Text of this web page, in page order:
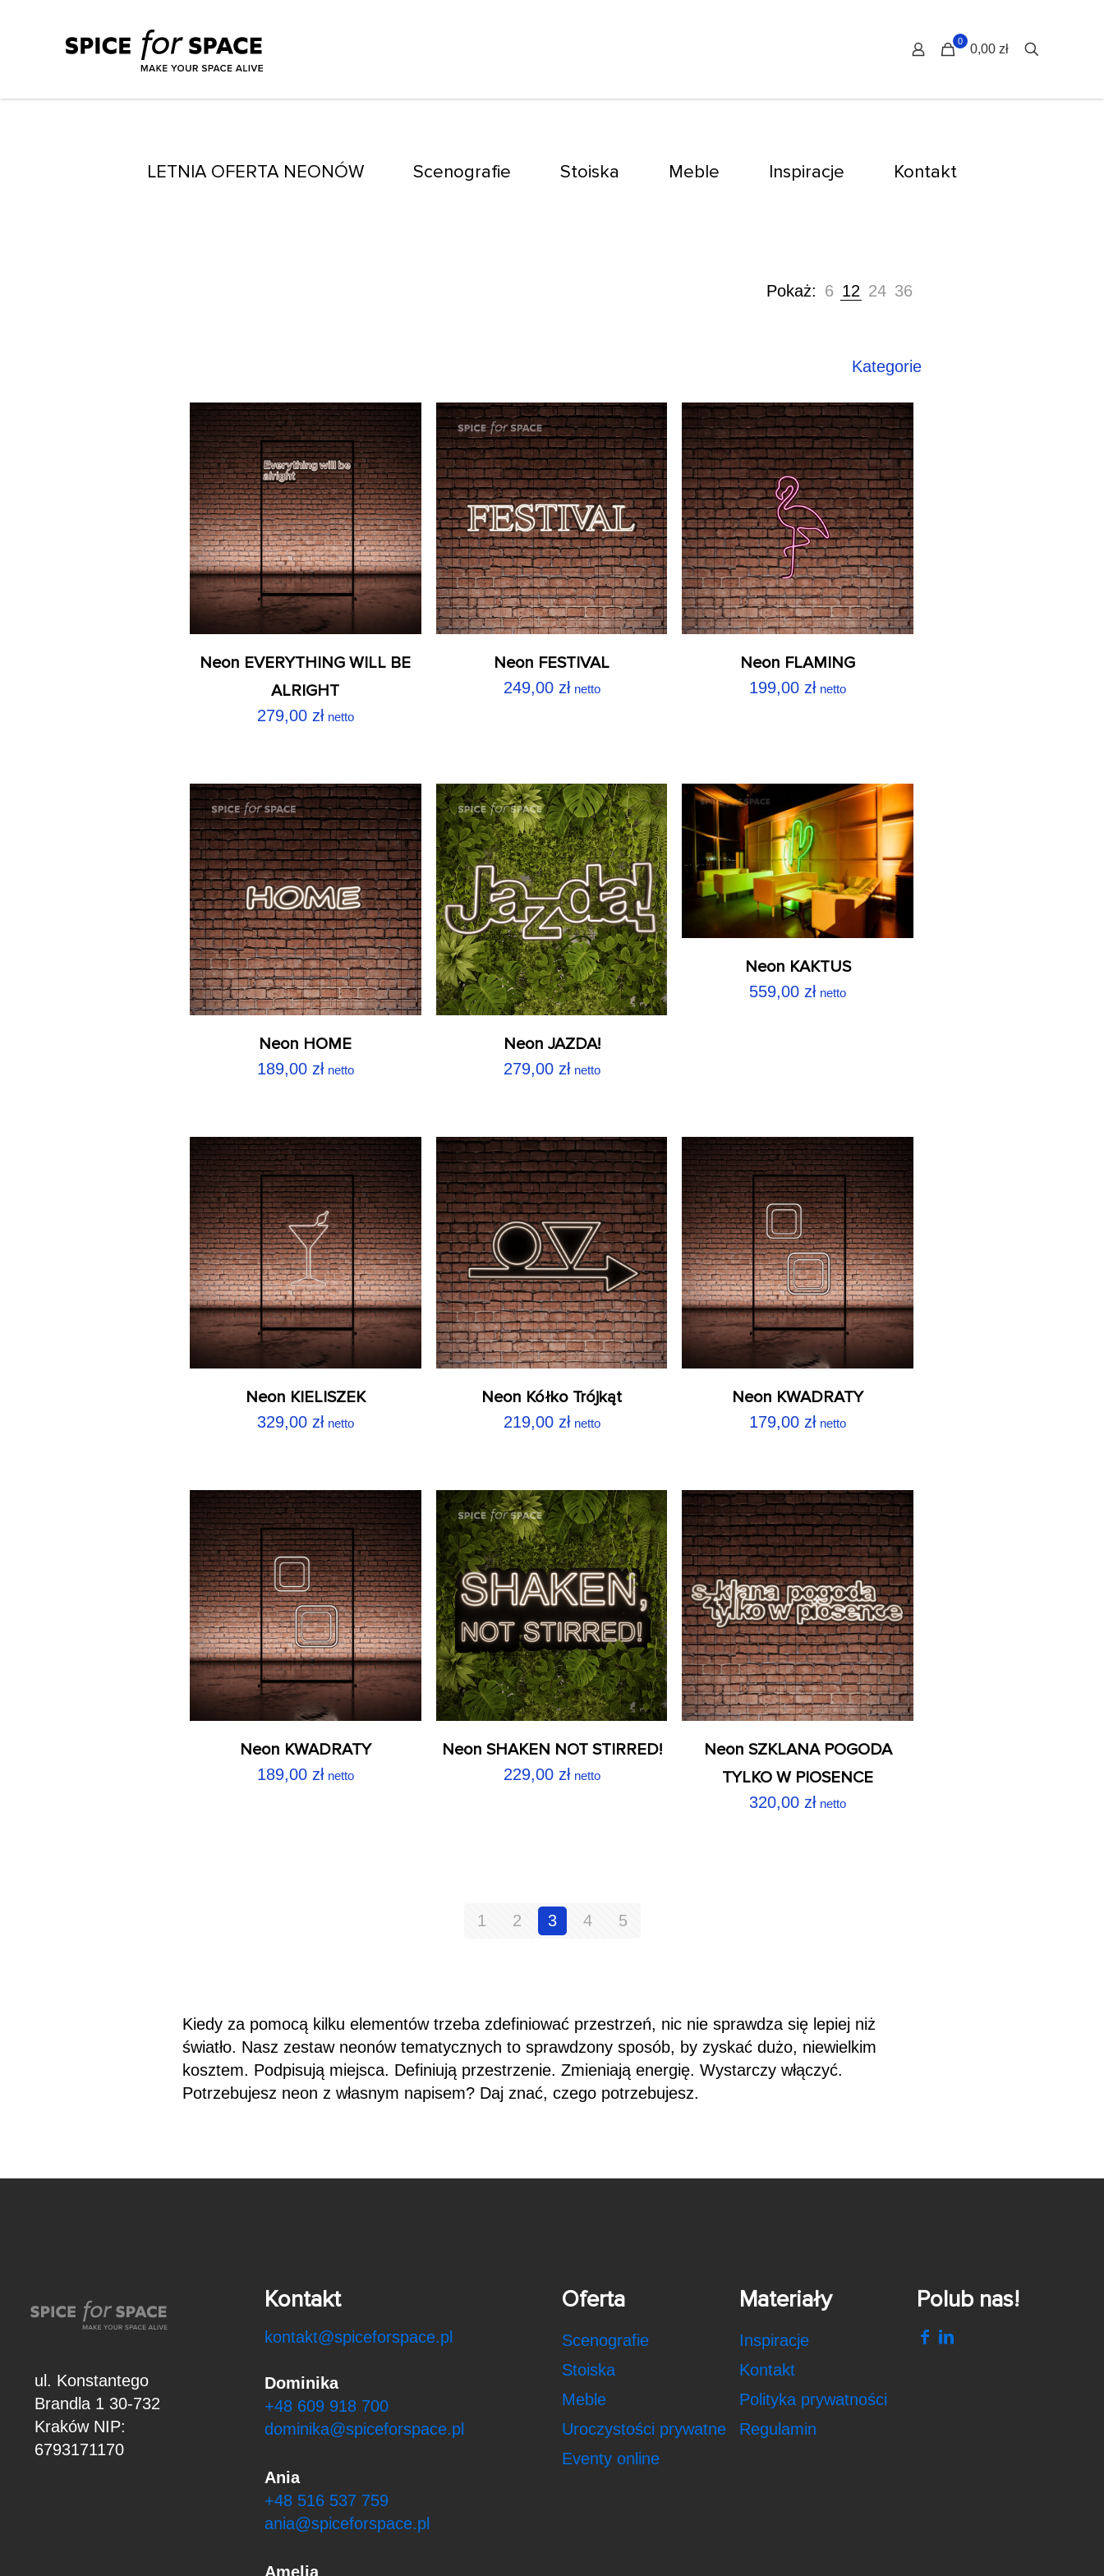
0
0,00 zł
LETNIA OFERTA NEONÓW Scenografie Stoiska Meble Inspiracje Kontakt
Pokaż: 6 12 24 36
Kategorie
Neon EVERYTHING WILL BE
ALRIGHT
279,00 zł netto
Neon FESTIVAL
249,00 zł netto
Neon FLAMING
199,00 zł netto
Neon HOME
189,00 zł netto
Neon JAZDA!
279,00 zł netto
Neon KAKTUS
559,00 zł netto
Neon KIELISZEK
329,00 zł netto
Neon Kółko Trójkąt
219,00 zł netto
Neon KWADRATY
179,00 zł netto
Neon KWADRATY
189,00 zł netto
Neon SHAKEN NOT STIRRED!
229,00 zł netto
Neon SZKLANA POGODA
TYLKO W PIOSENCE
320,00 zł netto
1 2 3 4 5
Kiedy za pomocą kilku elementów trzeba zdefiniować przestrzeń, nic nie sprawdza się lepiej niż
światło. Nasz zestaw neonów tematycznych to sprawdzony sposób, by zyskać dużo, niewielkim
kosztem. Podpisują miejsca. Definiują przestrzenie. Zmieniają energię. Wystarczy włączyć.
Potrzebujesz neon z własnym napisem? Daj znać, czego potrzebujesz.
ul. Konstantego
Brandla 1 30-732
Kraków NIP:
6793171170
Kontakt
kontakt@spiceforspace.pl
Dominika
+48 609 918 700
dominika@spiceforspace.pl
Ania
+48 516 537 759
ania@spiceforspace.pl
Amelia
Oferta
Scenografie
Stoiska
Meble
Uroczystości prywatne
Eventy online
Materiały
Inspiracje
Kontakt
Polityka prywatności
Regulamin
Polub nas!